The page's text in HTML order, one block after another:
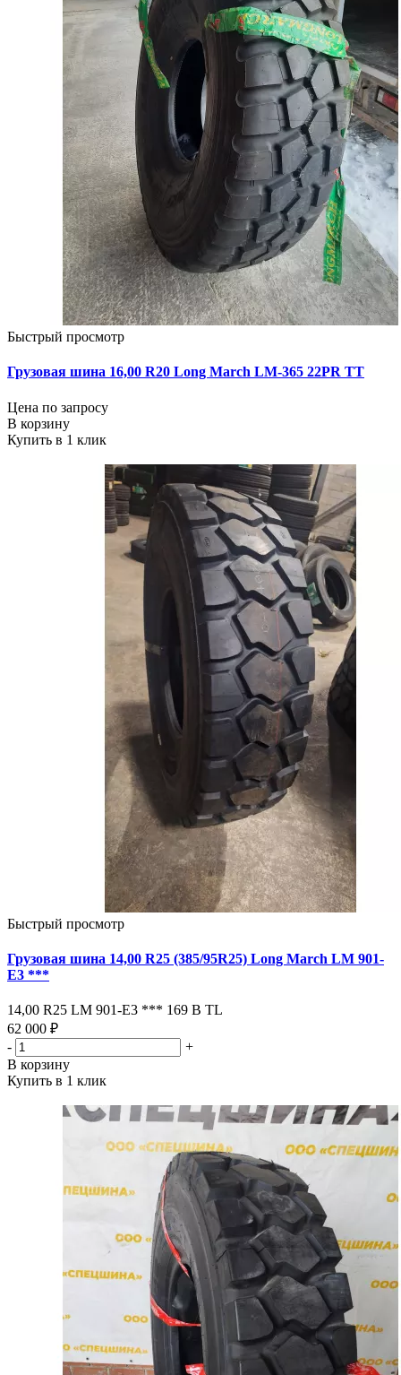
Быстрый просмотр
Грузовая шина 16,00 R20 Long March LM-365 22PR ТТ
Цена по запросу
В корзину
Купить в 1 клик
Быстрый просмотр
Грузовая шина 14,00 R25 (385/95R25) Long March LM 901-
Е3 ***
14,00 R25 LM 901-Е3 *** 169 В ТL
62 000 ₽
-
+
В корзину
Купить в 1 клик